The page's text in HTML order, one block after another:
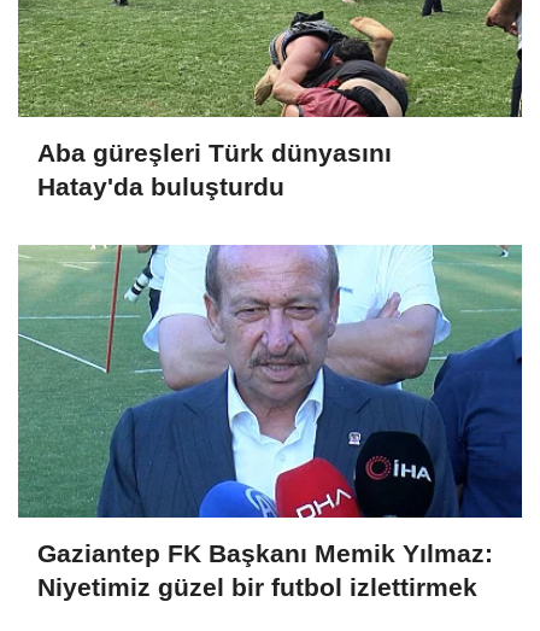
Aba güreşleri Türk dünyasını
Hatay'da buluşturdu
Gaziantep FK Başkanı Memik Yılmaz:
Niyetimiz güzel bir futbol izlettirmek